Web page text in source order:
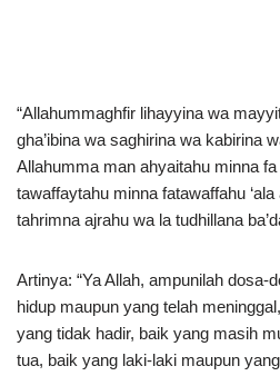
“Allahummaghfir lihayyina wa
gha’ibina wa saghirina wa kabirina
Allahumma man ahyaitahu minna
tawaffaytahu minna fatawaffahu
tahrimna ajrahu wa la tudhillana
Artinya: “Ya Allah, ampunilah
hidup maupun yang telah
yang tidak hadir, baik yang masih
tua, baik yang laki-laki maupun